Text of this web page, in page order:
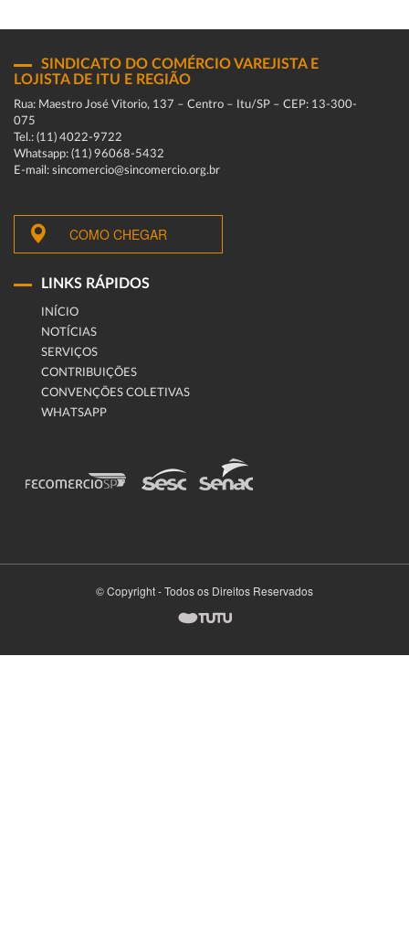
SINDICATO DO COMÉRCIO VAREJISTA E
LOJISTA DE ITU E REGIÃO
Rua: Maestro José Vitorio, 137 – Centro – Itu/SP – CEP: 13-300-
075
Tel.: (11) 4022-9722
Whatsapp: (11) 96068-5432
E-mail: sincomercio@sincomercio.org.br
COMO CHEGAR
LINKS RÁPIDOS
INÍCIO
NOTÍCIAS
SERVIÇOS
CONTRIBUIÇÕES
CONVENÇÕES COLETIVAS
WHATSAPP
© Copyright - Todos os Direitos Reservados